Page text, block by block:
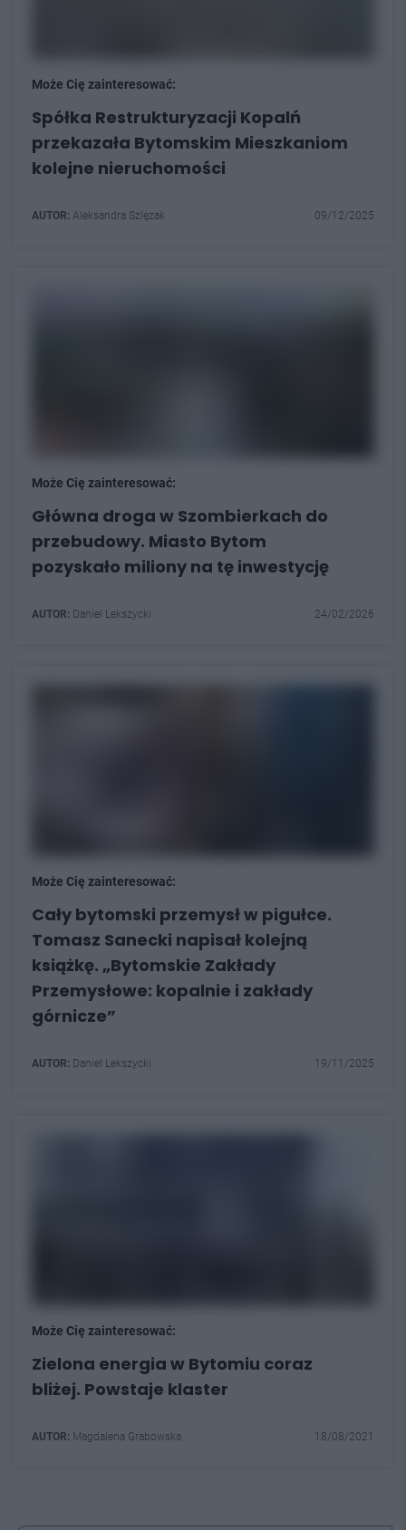
Może Cię zainteresować:
Spółka Restrukturyzacji Kopalń
przekazała Bytomskim Mieszkaniom
kolejne nieruchomości
AUTOR: Aleksandra Szlęzak 09/12/2025
Może Cię zainteresować:
Główna droga w Szombierkach do
przebudowy. Miasto Bytom
pozyskało miliony na tę inwestycję
AUTOR: Daniel Lekszycki 24/02/2026
Może Cię zainteresować:
Cały bytomski przemysł w pigułce.
Tomasz Sanecki napisał kolejną
książkę. „Bytomskie Zakłady
Przemysłowe: kopalnie i zakłady
górnicze”
AUTOR: Daniel Lekszycki 19/11/2025
Może Cię zainteresować:
Zielona energia w Bytomiu coraz
bliżej. Powstaje klaster
AUTOR: Magdalena Grabowska 18/08/2021